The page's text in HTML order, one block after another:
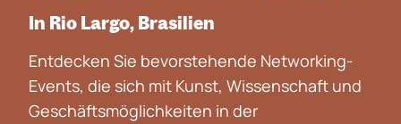
In Rio Largo, Brasilien
Entdecken Sie bevorstehende Networking-
Events, die sich mit Kunst, Wissenschaft und
Geschäftsmöglichkeiten in der